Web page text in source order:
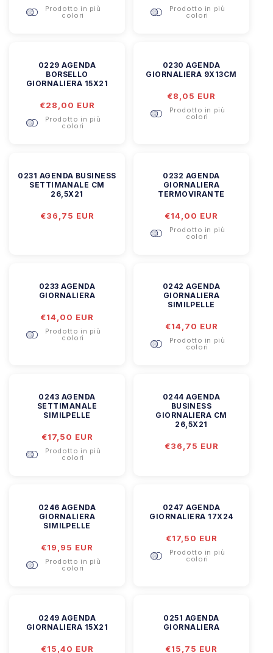
listino
Prodotto in più
colori
listino
Prodotto in più
colori
0229 AGENDA
BORSELLO
GIORNALIERA 15X21
Prezzo
listino
€28,00 EUR
Prodotto in più
colori
0230 AGENDA
GIORNALIERA 9X13CM
Prezzo
listino
€8,05 EUR
Prodotto in più
colori
0231 AGENDA BUSINESS
SETTIMANALE CM
26,5X21
Prezzo
€36,75 EUR
0232 AGENDA
GIORNALIERA
TERMOVIRANTE
Prezzo
listino
€14,00 EUR
Prodotto in più
colori
0233 AGENDA
GIORNALIERA
Prezzo
listino
€14,00 EUR
Prodotto in più
colori
0242 AGENDA
GIORNALIERA
SIMILPELLE
Prezzo
listino
€14,70 EUR
Prodotto in più
colori
0243 AGENDA
SETTIMANALE
SIMILPELLE
Prezzo
listino
€17,50 EUR
Prodotto in più
colori
0244 AGENDA
BUSINESS
GIORNALIERA CM
26,5X21
Prezzo
€36,75 EUR
0246 AGENDA
GIORNALIERA
SIMILPELLE
Prezzo
listino
€19,95 EUR
Prodotto in più
colori
0247 AGENDA
GIORNALIERA 17X24
Prezzo
listino
€17,50 EUR
Prodotto in più
colori
0249 AGENDA
GIORNALIERA 15X21
Prezzo
€15,40 EUR
0251 AGENDA
GIORNALIERA
Prezzo
€15,75 EUR